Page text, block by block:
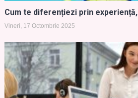
Cum te diferențiezi prin
Vineri, 17 Octombrie 2025